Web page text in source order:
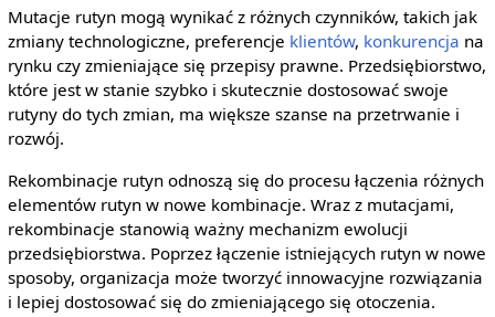
Mutacje rutyn mogą wynikać z różnych czynników, takich jak
zmiany technologiczne, preferencje klientów, konkurencja na
rynku czy zmieniające się przepisy prawne. Przedsiębiorstwo,
które jest w stanie szybko i skutecznie dostosować swoje
rutyny do tych zmian, ma większe szanse na przetrwanie i
rozwój.
Rekombinacje rutyn odnoszą się do procesu łączenia różnych
elementów rutyn w nowe kombinacje. Wraz z mutacjami,
rekombinacje stanowią ważny mechanizm ewolucji
przedsiębiorstwa. Poprzez łączenie istniejących rutyn w nowe
sposoby, organizacja może tworzyć innowacyjne rozwiązania
i lepiej dostosować się do zmieniającego się otoczenia.